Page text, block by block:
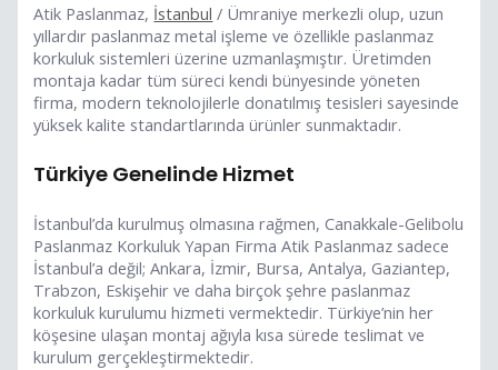
Atik Paslanmaz, İstanbul / Ümraniye merkezli olup, uzun
yıllardır paslanmaz metal işleme ve özellikle paslanmaz
korkuluk sistemleri üzerine uzmanlaşmıştır. Üretimden
montaja kadar tüm süreci kendi bünyesinde yöneten
firma, modern teknolojilerle donatılmış tesisleri sayesinde
yüksek kalite standartlarında ürünler sunmaktadır.
Türkiye Genelinde Hizmet
İstanbul’da kurulmuş olmasına rağmen, Canakkale-Gelibolu
Paslanmaz Korkuluk Yapan Firma Atik Paslanmaz sadece
İstanbul’a değil; Ankara, İzmir, Bursa, Antalya, Gaziantep,
Trabzon, Eskişehir ve daha birçok şehre paslanmaz
korkuluk kurulumu hizmeti vermektedir. Türkiye’nin her
köşesine ulaşan montaj ağıyla kısa sürede teslimat ve
kurulum gerçekleştirmektedir.